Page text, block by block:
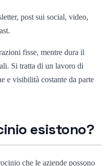
post sui social, video,
fisse, mentre dura il
Si tratta di un lavoro di
e visibilità costante da parte
esistono?
che le aziende possono